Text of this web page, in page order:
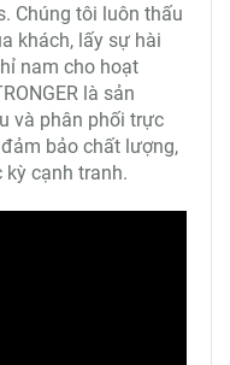
Chúng tôi luôn thấu
khách, lấy sự hài
nam cho hoạt
là sản
và phân phối trực
bảo chất lượng,
cạnh tranh.